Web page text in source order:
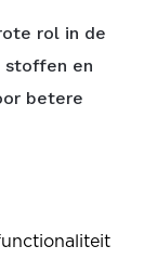
rol in de
stoffen en
betere